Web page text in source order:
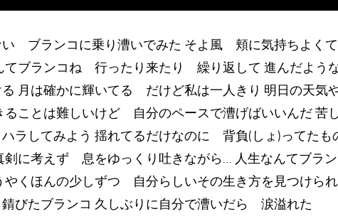
ブランコに乗り漕いでみた そよ風 頬に気持ちよく
てブランコね 行ったり来たり 繰り返して 進んだよう
る 月は確かに輝いてる だけど私は一人きり 明日の天
ることは難しいけど 自分のペースで漕げばいいんだ 苦
ラしてみよう 揺れてるだけなのに 背負(しょ)ってたも
剣に考えず 息をゆっくり吐きながら… 人生なんてブラ
くほんの少しずつ 自分らしいその生き方を見つけら
びたブランコ 久しぶりに自分で漕いだら 涙溢れた